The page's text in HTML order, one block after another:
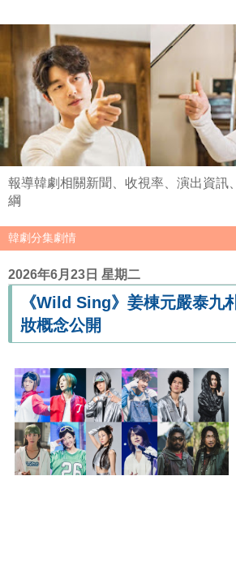
報導韓劇相關新聞、收視率、演出資訊
綱
2026年6月23日 星期二
《Wild Sing》姜棟元嚴泰九
妝概念公開